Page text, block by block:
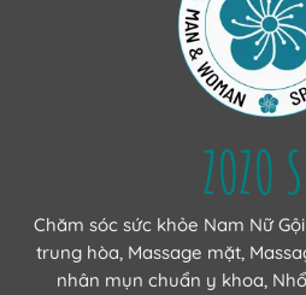
ZOZO
Chăm sóc sức khỏe Nam Nữ
trung hòa, Massage mặt,
nhân mụn chuẩn y khoa,